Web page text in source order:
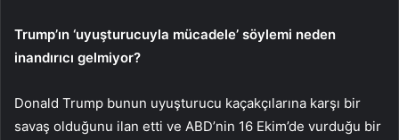
Trump’ın ‘uyuşturucuyla mücadele’ söylemi neden
inandırıcı gelmiyor?
Donald Trump bunun uyuşturucu kaçakçılarına karşı bir
savaş olduğunu ilan etti ve ABD’nin 16 Ekim’de vurduğu bir